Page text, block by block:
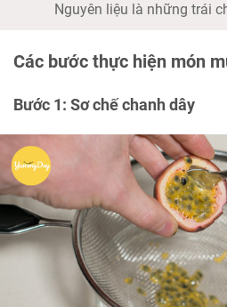
Nguyên liệu là những trái
Các bước thực hiện món
Bước 1: Sơ chế chanh dây